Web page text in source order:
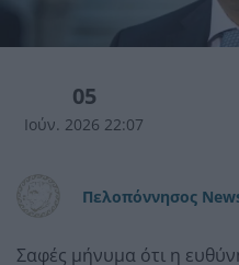
05
Ιούν. 2026 22:07
Πελοπόννησος
Σαφές μήνυμα ότι η